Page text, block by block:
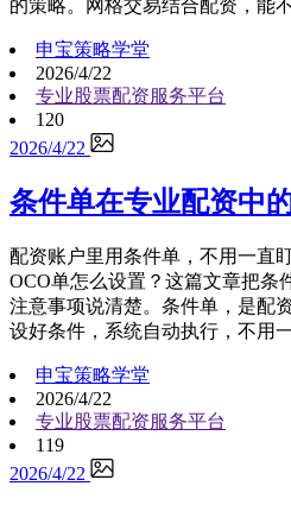
的策略。网格交易结合配资，能
申宝策略学堂
2026/4/22
专业股票配资服务平台
120
2026/4/22
条件单在专业配资中
配资账户里用条件单，不用一直
OCO单怎么设置？这篇文章把条
注意事项说清楚。条件单，是配
设好条件，系统自动执行，不用
申宝策略学堂
2026/4/22
专业股票配资服务平台
119
2026/4/22